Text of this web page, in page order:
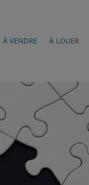
À VENDRE À LOUER